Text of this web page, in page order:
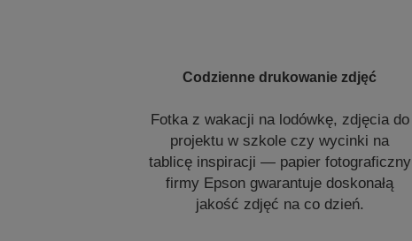
Codzienne drukowanie zdjęć
Fotka z wakacji na lodówkę, zdjęcia do
projektu w szkole czy wycinki na
tablicę inspiracji — papier fotograficzny
firmy Epson gwarantuje doskonałą
jakość zdjęć na co dzień.